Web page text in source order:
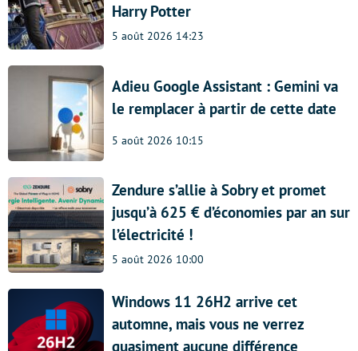
Harry Potter
5 août 2026 14:23
Adieu Google Assistant : Gemini va
le remplacer à partir de cette date
5 août 2026 10:15
Zendure s’allie à Sobry et promet
jusqu’à 625 € d’économies par an sur
l’électricité !
5 août 2026 10:00
Windows 11 26H2 arrive cet
automne, mais vous ne verrez
quasiment aucune différence